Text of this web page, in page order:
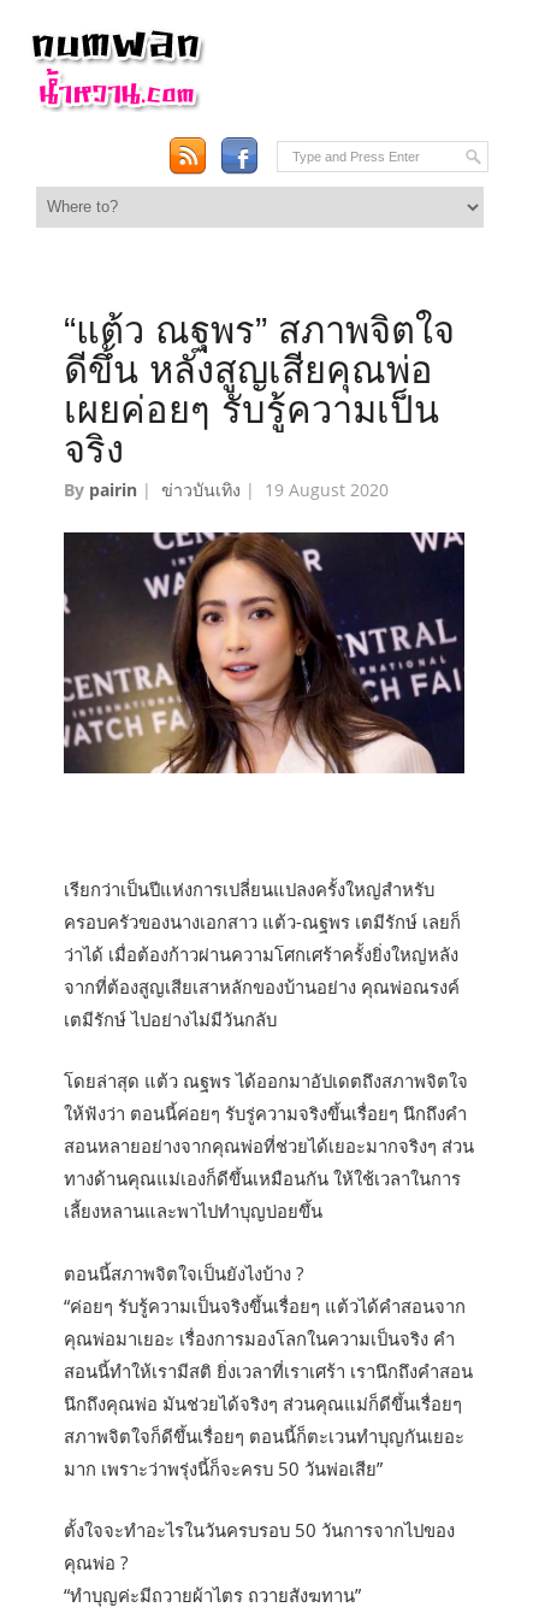
“แต้ว ณฐพร” สภาพจิตใจ
ดีขึ้น หลังสูญเสียคุณพ่อ
เผยค่อยๆ รับรู้ความเป็น
จริง
By pairin |ข่าวบันเทิง | 19 August 2020
เรียกว่าเป็นปีแห่งการเปลี่ยนแปลงครั้งใหญ่สำหรับ
ครอบครัวของนางเอกสาว แต้ว-ณฐพร เตมีรักษ์ เลยก็
ว่าได้ เมื่อต้องก้าวผ่านความโศกเศร้าครั้งยิ่งใหญ่หลัง
จากที่ต้องสูญเสียเสาหลักของบ้านอย่าง คุณพ่อณรงค์
เตมีรักษ์ ไปอย่างไม่มีวันกลับ
โดยล่าสุด แต้ว ณฐพร ได้ออกมาอัปเดตถึงสภาพจิตใจ
ให้ฟังว่า ตอนนี้ค่อยๆ รับรู่ความจริงขึ้นเรื่อยๆ นึกถึงคำ
สอนหลายอย่างจากคุณพ่อที่ช่วยได้เยอะมากจริงๆ ส่วน
ทางด้านคุณแม่เองก็ดีขึ้นเหมือนกัน ให้ใช้เวลาในการ
เลี้ยงหลานและพาไปทำบุญบ่อยขึ้น
ตอนนี้สภาพจิตใจเป็นยังไงบ้าง ?
“ค่อยๆ รับรู้ความเป็นจริงขึ้นเรื่อยๆ แต้วได้คำสอนจาก
คุณพ่อมาเยอะ เรื่องการมองโลกในความเป็นจริง คำ
สอนนี้ทำให้เรามีสติ ยิ่งเวลาที่เราเศร้า เรานึกถึงคำสอน
นึกถึงคุณพ่อ มันช่วยได้จริงๆ ส่วนคุณแม่ก็ดีขึ้นเรื่อยๆ
สภาพจิตใจก็ดีขึ้นเรื่อยๆ ตอนนี้ก็ตะเวนทำบุญกันเยอะ
มาก เพราะว่าพรุ่งนี้ก็จะครบ 50 วันพ่อเสีย”
ตั้งใจจะทำอะไรในวันครบรอบ 50 วันการจากไปของ
คุณพ่อ ?
“ทำบุญค่ะมีถวายผ้าไตร ถวายสังฆทาน”